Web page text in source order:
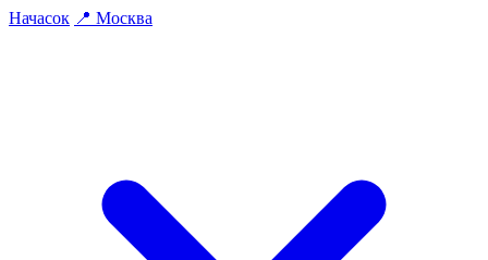
Начасок 📍 Москва